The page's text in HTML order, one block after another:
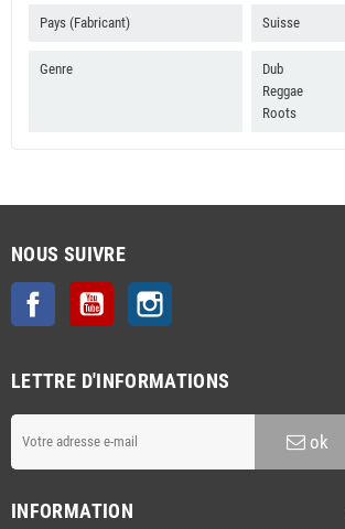
Pays (Fabricant) Suisse
Genre
Dub
Reggae
Roots
NOUS SUIVRE
Facebook YouTube
LETTRE D'INFORMATIONS
ok
INFORMATION